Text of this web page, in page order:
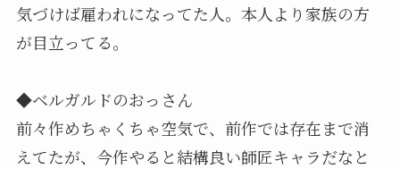
気づけば雇われになってた人。本人より家族の方
が目立ってる。
◆ベルガルドのおっさん
前々作めちゃくちゃ空気で、前作では存在まで消
えてたが、今作やると結構良い師匠キャラだなと